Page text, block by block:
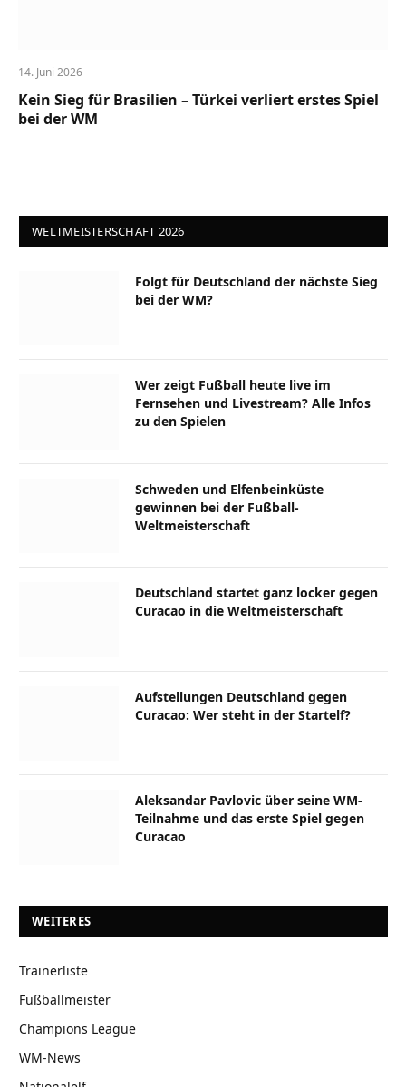
14. Juni 2026
Kein Sieg für Brasilien – Türkei verliert erstes Spiel
bei der WM
WELTMEISTERSCHAFT 2026
Folgt für Deutschland der nächste Sieg
bei der WM?
Wer zeigt Fußball heute live im
Fernsehen und Livestream? Alle Infos
zu den Spielen
Schweden und Elfenbeinküste
gewinnen bei der Fußball-
Weltmeisterschaft
Deutschland startet ganz locker gegen
Curacao in die Weltmeisterschaft
Aufstellungen Deutschland gegen
Curacao: Wer steht in der Startelf?
Aleksandar Pavlovic über seine WM-
Teilnahme und das erste Spiel gegen
Curacao
WEITERES
Trainerliste
Fußballmeister
Champions League
WM-News